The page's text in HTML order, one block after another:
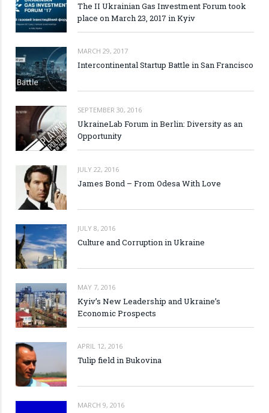
The II Ukrainian Gas Investment Forum took
place on March 23, 2017 in Kyiv
MARCH 29, 2017
Intercontinental Startup Battle in San Francisco
SEPTEMBER 30, 2016
UkraineLab Forum in Berlin: Diversity as an
Opportunity
JULY 22, 2016
James Bond – From Odesa With Love
JULY 8, 2016
Culture and Corruption in Ukraine
MAY 7, 2016
Kyiv’s New Leadership and Ukraine’s
Economic Prospects
APRIL 12, 2016
Tulip field in Bukovina
MARCH 9, 2016